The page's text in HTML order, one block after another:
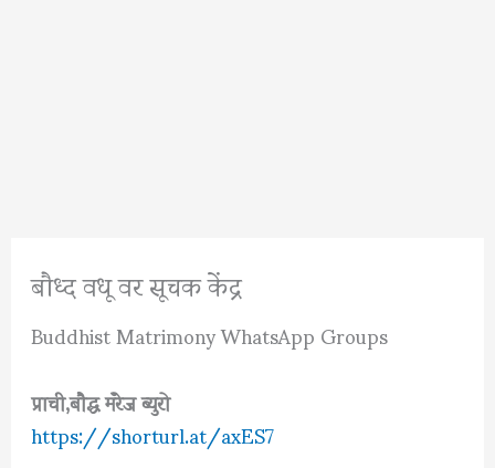
बौध्द वधू वर सूचक केंद्र
Buddhist Matrimony WhatsApp Groups
प्राची,बौद्ध मॅरेज ब्युरो
https://shorturl.at/axES7